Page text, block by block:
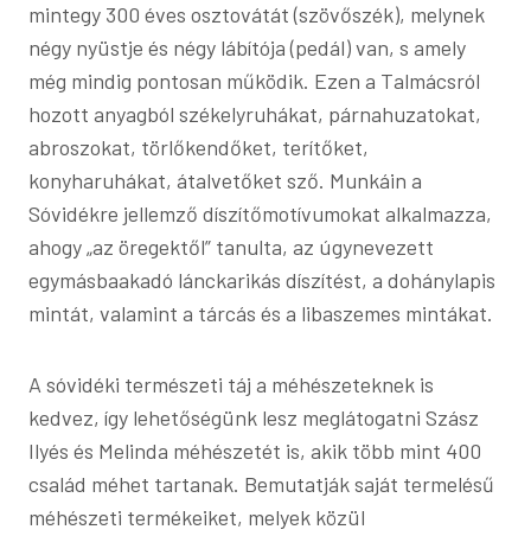
mintegy 300 éves osztovátát (szövőszék), melynek
négy nyüstje és négy lábítója (pedál) van, s amely
még mindig pontosan működik. Ezen a Talmácsról
hozott anyagból székelyruhákat, párnahuzatokat,
abroszokat, törlőkendőket, terítőket,
konyharuhákat, átalvetőket sző. Munkáin a
Sóvidékre jellemző díszítőmotívumokat alkalmazza,
ahogy „az öregektől” tanulta, az úgynevezett
egymásbaakadó lánckarikás díszítést, a dohánylapis
mintát, valamint a tárcás és a libaszemes mintákat.
A sóvidéki természeti táj a méhészeteknek is
kedvez, így lehetőségünk lesz meglátogatni Szász
Ilyés és Melinda méhészetét is, akik több mint 400
család méhet tartanak. Bemutatják saját termelésű
méhészeti termékeiket, melyek közül